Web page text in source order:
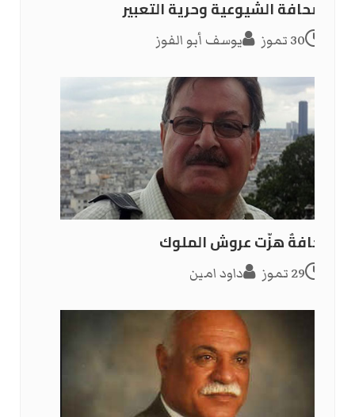
الصحافة الشيوعية وحرية التعبير
30 تموز يوسف أبو الفوز
صحافةٌ هزّت عروش الملوك
29 تموز داود امين